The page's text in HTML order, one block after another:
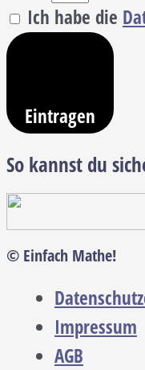
Ich habe die
Eintragen
So kannst du
© Einfach Mathe!
Impressum
AGB